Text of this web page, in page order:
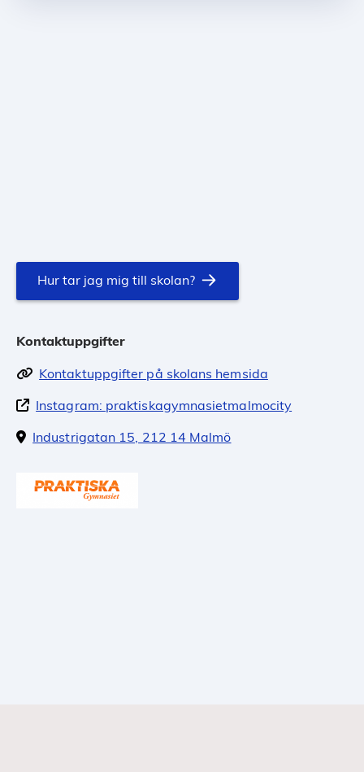
Hur tar jag mig till skolan?
Kontaktuppgifter
Kontaktuppgifter på skolans hemsida
Instagram: praktiskagymnasietmalmocity
Industrigatan 15, 212 14 Malmö